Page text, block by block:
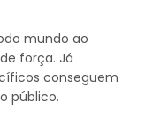
mundo ao
força. Já
conseguem
público.